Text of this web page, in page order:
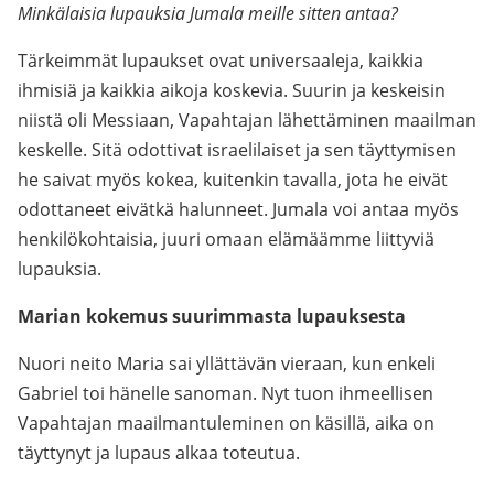
Minkälaisia lupauksia Jumala meille sitten antaa?
Tärkeimmät lupaukset ovat universaaleja, kaikkia
ihmisiä ja kaikkia aikoja koskevia. Suurin ja keskeisin
niistä oli Messiaan, Vapahtajan lähettäminen maailman
keskelle. Sitä odottivat israelilaiset ja sen täyttymisen
he saivat myös kokea, kuitenkin tavalla, jota he eivät
odottaneet eivätkä halunneet. Jumala voi antaa myös
henkilökohtaisia, juuri omaan elämäämme liittyviä
lupauksia.
Marian kokemus suurimmasta lupauksesta
Nuori neito Maria sai yllättävän vieraan, kun enkeli
Gabriel toi hänelle sanoman. Nyt tuon ihmeellisen
Vapahtajan maailmantuleminen on käsillä, aika on
täyttynyt ja lupaus alkaa toteutua.